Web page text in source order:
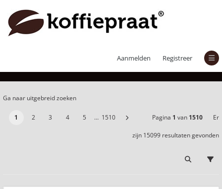
Aanmelden Registreer
Er zijn 15099 resultaten gevonden
Ga naar uitgebreid zoeken
1 2 3 4 5 … 1510 Pagina 1 van 1510 Er
zijn 15099 resultaten gevonden